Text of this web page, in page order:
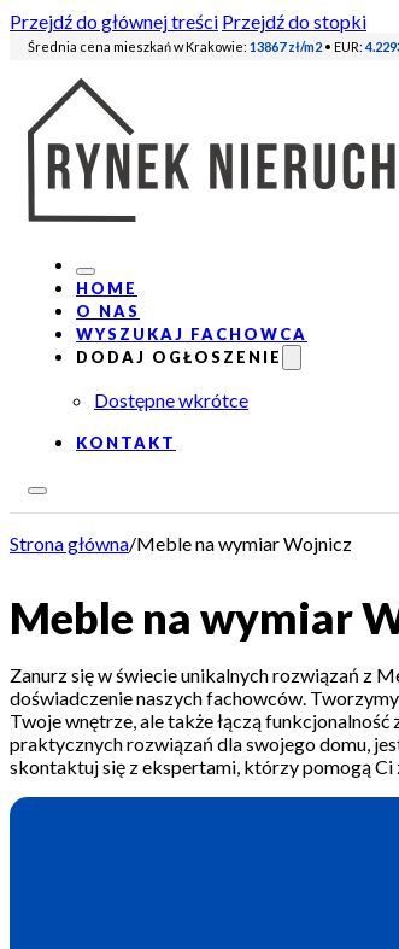
Przejdź do głównej treści Przejdź do stopki
Średnia cena mieszkań w Krakowie: 13867 zł/m2 • EUR:
HOME
O NAS
WYSZUKAJ FACHOWCA
DODAJ OGŁOSZENIE
Dostępne wkrótce
KONTAKT
Strona główna/Meble na wymiar Wojnicz
Meble na wymiar
Zanurz się w świecie unikalnych rozwiązań z
doświadczenie naszych fachowców.
Twoje wnętrze, ale także łączą
praktycznych rozwiązań dla swojego domu,
skontaktuj się z ekspertami, którzy pomogą